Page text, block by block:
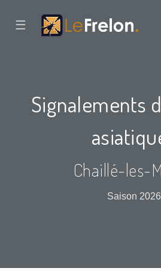
☰
Signalements
Chaillé-les-
Saison 2026